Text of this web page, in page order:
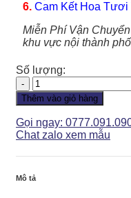
6. Cam Kết Hoa Tươi
Miễn Phí Vận
khu vực nội thành
Số lượng:
Hoa
Khai
Trương
-
Thành
Công
Vươn
-
Thêm vào giỏ hàng
Gọi ngay:
Chat zalo xem mẫu
Mô tả